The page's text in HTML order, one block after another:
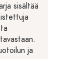
sisältää
ja